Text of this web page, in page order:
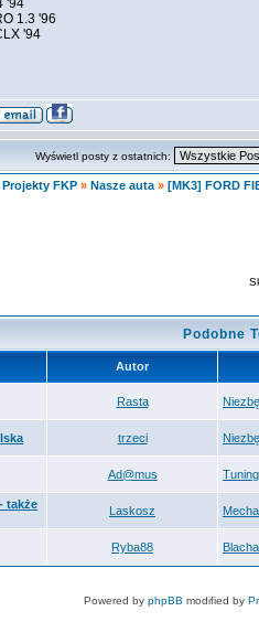
'94
1.3 '96
'94
Wyświetl posty z ostatnich:
FKP » Nasze auta » [MK3] FORD
Podobne
Autor
Rasta
trzeci
Ad@mus
także
Laskosz
Ryba88
Powered by phpBB modified by